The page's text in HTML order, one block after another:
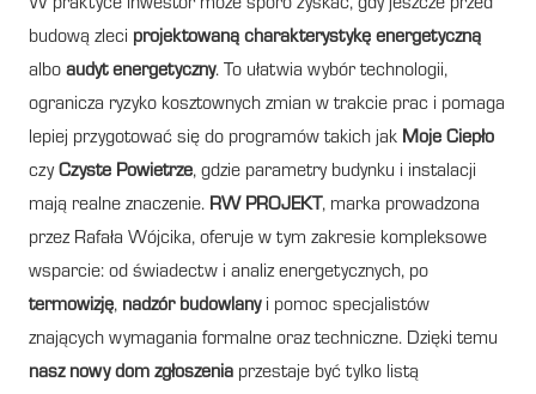
W praktyce inwestor może sporo zyskać, gdy jeszcze przed
budową zleci projektowaną charakterystykę energetyczną
albo audyt energetyczny. To ułatwia wybór technologii,
ogranicza ryzyko kosztownych zmian w trakcie prac i pomaga
lepiej przygotować się do programów takich jak Moje Ciepło
czyCzyste Powietrze, gdzie parametry budynku i instalacji
mają realne znaczenie. RW PROJEKT, marka prowadzona
przez Rafała Wójcika, oferuje w tym zakresie kompleksowe
wsparcie: od świadectw i analiz energetycznych, po
termowizję, nadzór budowlanyi pomoc specjalistów
znających wymagania formalne oraz techniczne. Dzięki temu
nasz nowy dom zgłoszenia przestaje być tylko listą